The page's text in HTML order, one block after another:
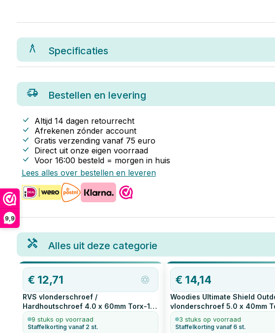
9,9
Specificaties
Bestellen en levering
Altijd 14 dagen retourrecht
Afrekenen zónder account
Gratis verzending vanaf 75 euro
Direct uit onze eigen voorraad
Voor 16:00 besteld = morgen in huis
Lees alles over bestellen en leveren
Alles uit deze categorie
€ 12,71
RVS vlonderschroef /
Hardhoutschroef 4.0 x 60mm Torx-15
200
stuks
9 stuks op voorraad
Staffelkorting vanaf 2 st.
€ 14,14
Woodies Ultimate Shield
vlonderschroef 5.0 x 40mm
200
stuks
3 stuks op voorraad
Staffelkorting vanaf 6 st.